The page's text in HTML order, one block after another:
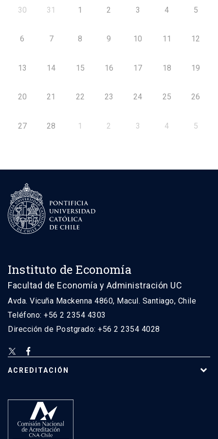
30 31 1 2 3 4 5
6 7 8 9 10 11 12
13 14 15 16 17 18 19
20 21 22 23 24 25 26
27 28 1 2 3 4 5
Instituto de Economía
Facultad de Economía y Administración UC
Avda. Vicuña Mackenna 4860, Macul. Santiago, Chile
Teléfono: +56 2 2354 4303
Dirección de Postgrado: +56 2 2354 4028
ACREDITACIÓN